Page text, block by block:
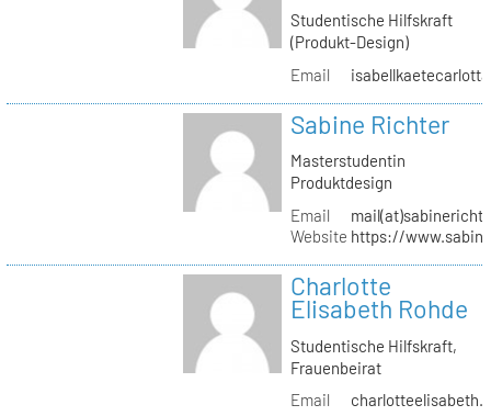
Studentische Hilfskraft
(Produkt-Design)
Email
Sabine Richter
Masterstudentin
Produktdesign
Email
Website https://
Charlotte
Elisabeth Rohde
Studentische Hilfskraft,
Frauenbeirat
Email